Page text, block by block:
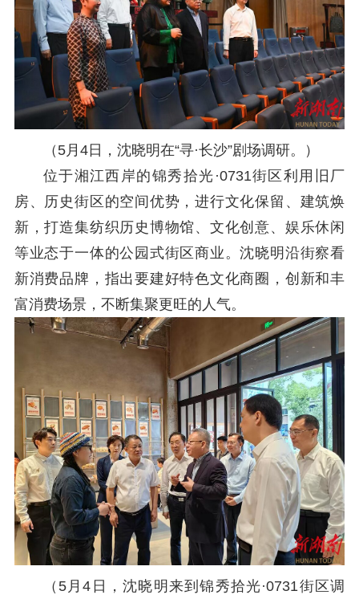
（5月4日，沈晓明在“寻·长沙”剧场调研。）
位于湘江西岸的锦秀拾光 ·0731街区利用旧厂
房、历史街区的空间优势，进行文化保留、建筑焕
新，打造集纺织历史博物馆、文化创意、娱乐休闲
等业态于一体的公园式街区商业。沈晓明沿街察看
新消费品牌，指出要建好特色文化商圈， 创新和丰
富消费场景， 不断集聚更旺的 人气。
（5月4日，沈晓明来到锦秀拾光·0731街区调